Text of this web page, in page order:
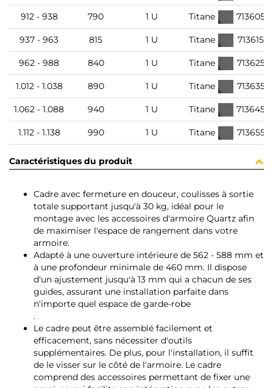
912 - 938 790 1 U Titane 7136052
937 - 963 815 1 U Titane 7136152
962 - 988 840 1 U Titane 7136252
1.012 - 1.038 890 1 U Titane 7136352
1.062 - 1.088 940 1 U Titane 7136452
1.112 - 1.138 990 1 U Titane 7136552
Caractéristiques du produit
Cadre avec fermeture en douceur, coulisses à sortie
totale supportant jusqu'à 30 kg, idéal pour le
montage avec les accessoires d'armoire Quartz afin
de maximiser l'espace de rangement dans votre
armoire.
Adapté à une ouverture intérieure de 562 - 588 mm et
à une profondeur minimale de 460 mm. Il dispose
d'un ajustement jusqu'à 13 mm qui a chacun de ses
guides, assurant une installation parfaite dans
n'importe quel espace de garde-robe
.
Le cadre peut être assemblé facilement et
efficacement, sans nécessiter d'outils
supplémentaires. De plus, pour l'installation, il suffit
de le visser sur le côté de l'armoire. Le cadre
comprend des accessoires permettant de fixer une